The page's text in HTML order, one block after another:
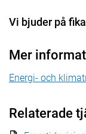
Vi bjuder på
Mer
Energi- och
Relaterade